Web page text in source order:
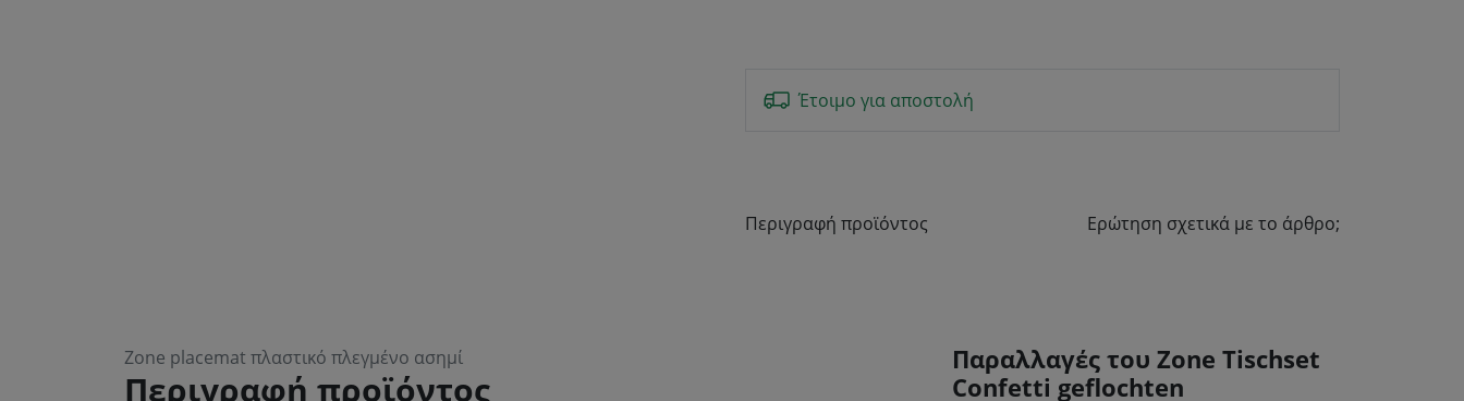
Έτοιμο για αποστολή
Περιγραφή προϊόντος Ερώτηση σχετικά με το άρθρο;
Zone placemat πλαστικό πλεγμένο ασημί
Περιγραφή προϊόντος
Παραλλαγές του Zone Tischset
Confetti geflochten